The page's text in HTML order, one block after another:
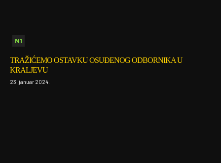
N1
TRAŽIĆEMO OSTAVKU OSUĐENOG ODBORNIKA U
KRALJEVU
23. januar 2024.